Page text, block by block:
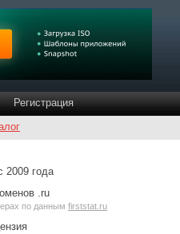
Регистрация
2009 года
.ru
по данным firststat.ru